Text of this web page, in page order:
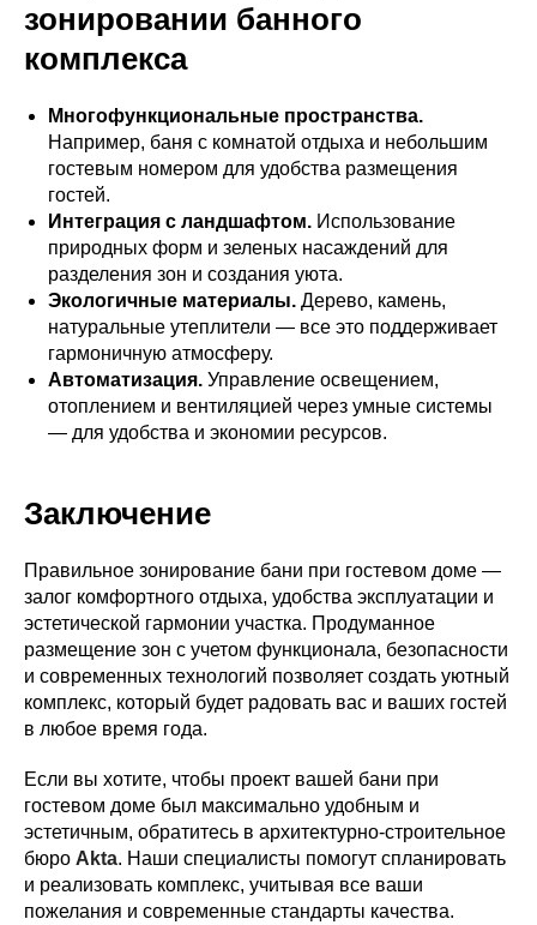
зонировании банного
комплекса
Многофункциональные пространства.
Например, баня с комнатой отдыха и небольшим
гостевым номером для удобства размещения
гостей.
Интеграция с ландшафтом. Использование
природных форм и зеленых насаждений для
разделения зон и создания уюта.
Экологичные материалы. Дерево, камень,
натуральные утеплители — все это поддерживает
гармоничную атмосферу.
Автоматизация. Управление освещением,
отоплением и вентиляцией через умные системы
— для удобства и экономии ресурсов.
Заключение
Правильное зонирование бани при гостевом доме —
залог комфортного отдыха, удобства эксплуатации и
эстетической гармонии участка. Продуманное
размещение зон с учетом функционала, безопасности
и современных технологий позволяет создать уютный
комплекс, который будет радовать вас и ваших гостей
в любое время года.
Если вы хотите, чтобы проект вашей бани при
гостевом доме был максимально удобным и
эстетичным, обратитесь в архитектурно-строительное
бюро Akta. Наши специалисты помогут спланировать
и реализовать комплекс, учитывая все ваши
пожелания и современные стандарты качества.